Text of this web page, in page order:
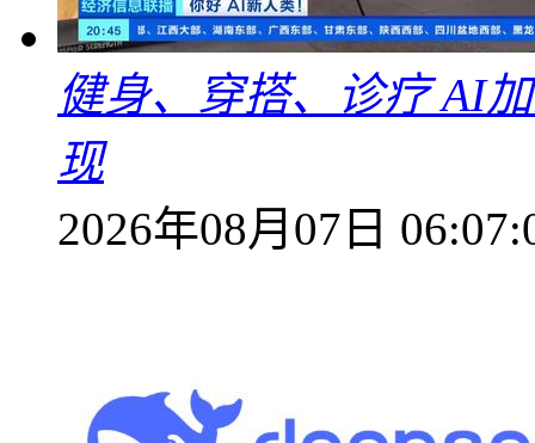
健身、穿搭、诊疗 AI
现
2026年08月07日